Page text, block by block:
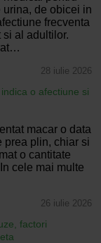
de obicei in
frecventa
si al adultilor.
28 iulie 2026
o afectiune si
macar o data
prea plin, chiar si
o cantitate
cele mai multe
26 iulie 2026
factori